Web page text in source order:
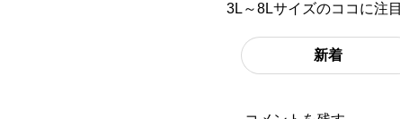
3L～8Lサイズのココに注目
新着